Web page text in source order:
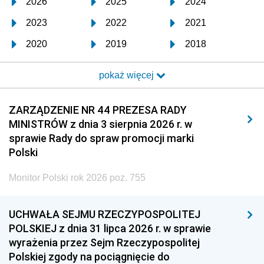
2023 2022 2021
2020 2019 2018
2017 2016 2015
2014 2013 2012
2011 2010 2009
2008 2007 2006
2005
1996 1995 1994
1993 1992 1991
1990 1989
pokaż więcej
ZARZĄDZENIE NR 44 PREZESA RADY
MINISTRÓW z dnia 3 sierpnia 2026 r. w
sprawie Rady do spraw promocji marki
Polski
Monitor Polski rok 2026 poz. 755
UCHWAŁA SEJMU RZECZYPOSPOLITEJ
POLSKIEJ z dnia 31 lipca 2026 r. w sprawie
wyrażenia przez Sejm Rzeczypospolitej
Polskiej zgody na pociągnięcie do